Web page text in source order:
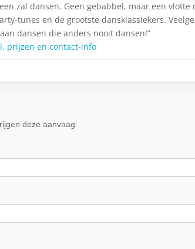
zal dansen. Geen gebabbel, maar een
tunes en de grootste dansklassiekers.
dansen die anders nooit dansen!”
prijzen en contact-info
deze aanvaag.